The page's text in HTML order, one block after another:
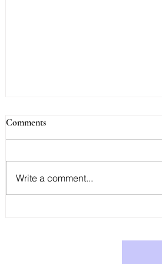
Kjøp AOD-9604 i Norge
Comments
Write a comment...